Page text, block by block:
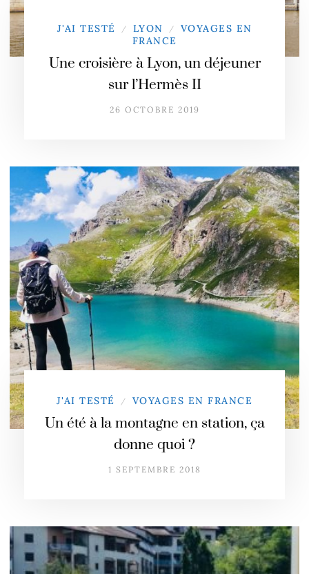
J'AI TESTÉ / LYON /
VOYAGES EN
FRANCE
Une croisière à Lyon, un déjeuner
sur l’Hermès II
26 OCTOBRE 2019
J'AI TESTÉ / VOYAGES EN FRANCE
Un été à la montagne en station, ça
donne quoi ?
1 SEPTEMBRE 2018